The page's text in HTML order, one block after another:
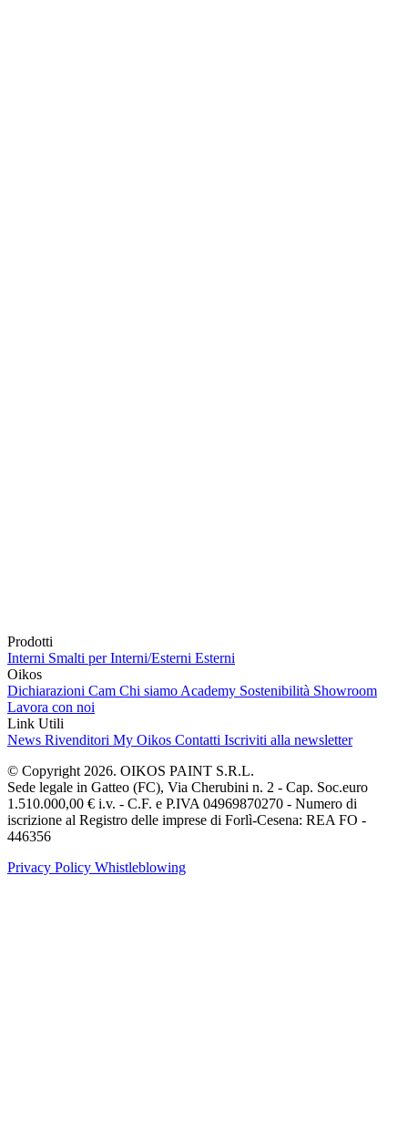
Prodotti
Interni Smalti per Interni/Esterni Esterni
Oikos
Dichiarazioni Cam Chi siamo Academy Sostenibilità Showroom
Lavora con noi
Link Utili
News Rivenditori My Oikos Contatti Iscriviti alla newsletter
© Copyright 2026. OIKOS PAINT S.R.L.
Sede legale in Gatteo (FC), Via Cherubini n. 2 - Cap. Soc.euro
1.510.000,00 € i.v. - C.F. e P.IVA 04969870270 - Numero di
iscrizione al Registro delle imprese di Forlì-Cesena: REA FO -
446356
Privacy Policy Whistleblowing